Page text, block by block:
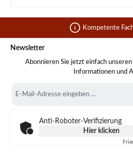
Kompetente
Newsletter
Abonnieren Sie jetzt einfach
Informationen und
Mail-
Anti-Roboter-Verifizierung
Hier klicken